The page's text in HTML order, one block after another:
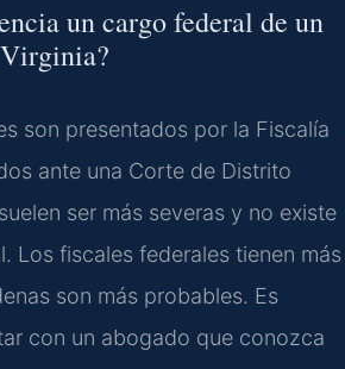
un cargo federal de un
son presentados por la Fiscalía
ante una Corte de Distrito
ser más severas y no existe
Los fiscales federales tienen más
son más probables. Es
con un abogado que conozca